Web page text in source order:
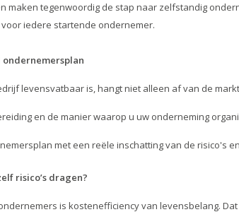
maken tegenwoordig de stap naar zelfstandig
iedere startende ondernemer.
ondernemersplan
levensvatbaar is, hangt niet alleen af van de
en de manier waarop u uw onderneming
met een reële inschatting van de risico's
risico’s dragen?
is kostenefficiency van levensbelang.